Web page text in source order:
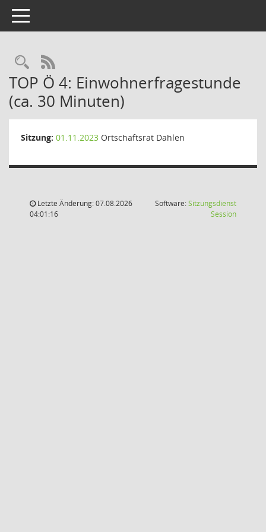
Toggle navigation
Rechercheauswahl
RSS-Feed
TOP Ö 4: Einwohnerfragestunde
(ca. 30 Minuten)
Sitzung: 01.11.2023 Ortschaftsrat Dahlen
Letzte Änderung: 07.08.2026
04:01:16
Software:Sitzungsdienst
Session(Wird in